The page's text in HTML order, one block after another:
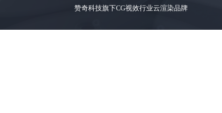
赞奇科技旗下CG视效行业云渲染品牌